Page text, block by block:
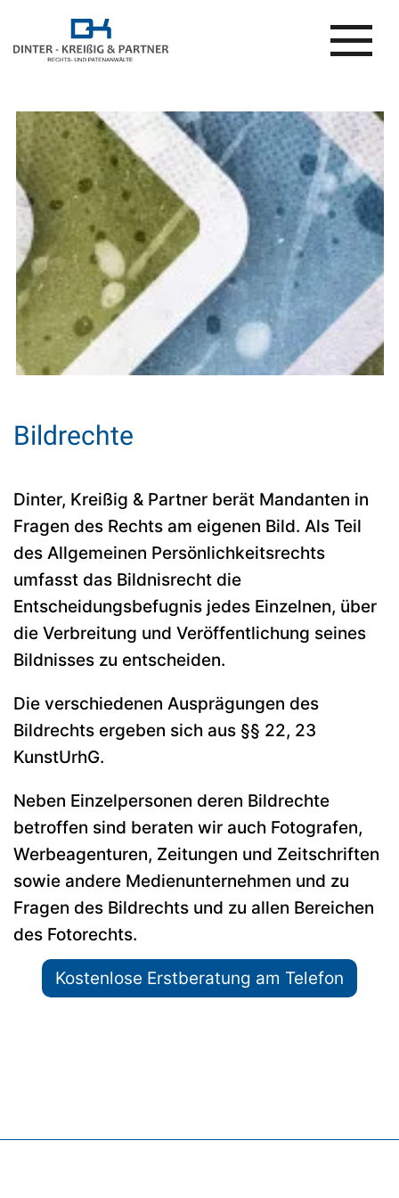
Bildrechte
Dinter, Kreißig & Partner berät Mandanten in
Fragen des Rechts am eigenen Bild. Als Teil
des Allgemeinen Persönlichkeitsrechts
umfasst das Bildnisrecht die
Entscheidungsbefugnis jedes Einzelnen, über
die Verbreitung und Veröffentlichung seines
Bildnisses zu entscheiden.
Die verschiedenen Ausprägungen des
Bildrechts ergeben sich aus §§ 22, 23
KunstUrhG.
Neben Einzelpersonen deren Bildrechte
betroffen sind beraten wir auch Fotografen,
Werbeagenturen, Zeitungen und Zeitschriften
sowie andere Medienunternehmen und zu
Fragen des Bildrechts und zu allen Bereichen
des Fotorechts.
Kostenlose Erstberatung am Telefon